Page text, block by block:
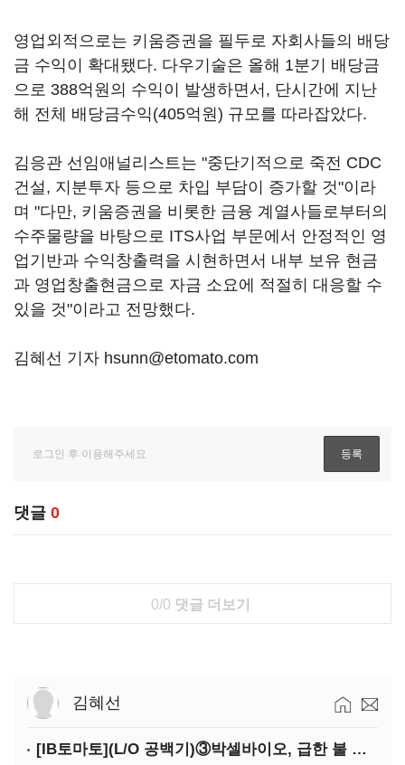
영업외적으로는 키움증권을 필두로 자회사들의 배당
금 수익이 확대됐다. 다우기술은 올해 1분기 배당금
으로 388억원의 수익이 발생하면서, 단시간에 지난
해 전체 배당금수익(405억원) 규모를 따라잡았다.
김응관 선임애널리스트는 "중단기적으로 죽전 CDC
건설, 지분투자 등으로 차입 부담이 증가할 것"이라
며 "다만, 키움증권을 비롯한 금융 계열사들로부터의
수주물량을 바탕으로 ITS사업 부문에서 안정적인 영
업기반과 수익창출력을 시현하면서 내부 보유 현금
과 영업창출현금으로 자금 소요에 적절히 대응할 수
있을 것"이라고 전망했다.
김혜선 기자 hsunn@etomato.com
댓글 0
0/0 댓글 더보기
김혜선
[IB토마토](L/O 공백기)③박셀바이오, 급한 불 껐지만…본업 성과 '감감무소식'